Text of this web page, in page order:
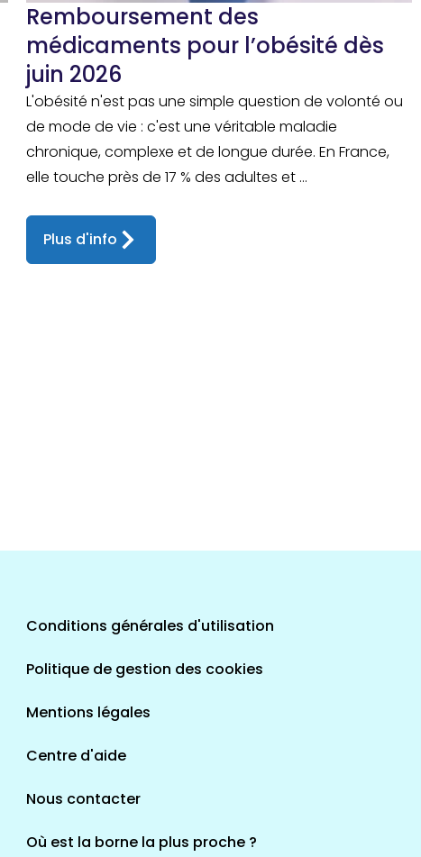
Remboursement des
médicaments pour l’obésité dès
juin 2026
L'obésité n'est pas une simple question de volonté ou
de mode de vie : c'est une véritable maladie
chronique, complexe et de longue durée. En France,
elle touche près de 17 % des adultes et ...
Plus d'info
Conditions générales d'utilisation
Politique de gestion des cookies
Mentions légales
Centre d'aide
Nous contacter
Où est la borne la plus proche ?